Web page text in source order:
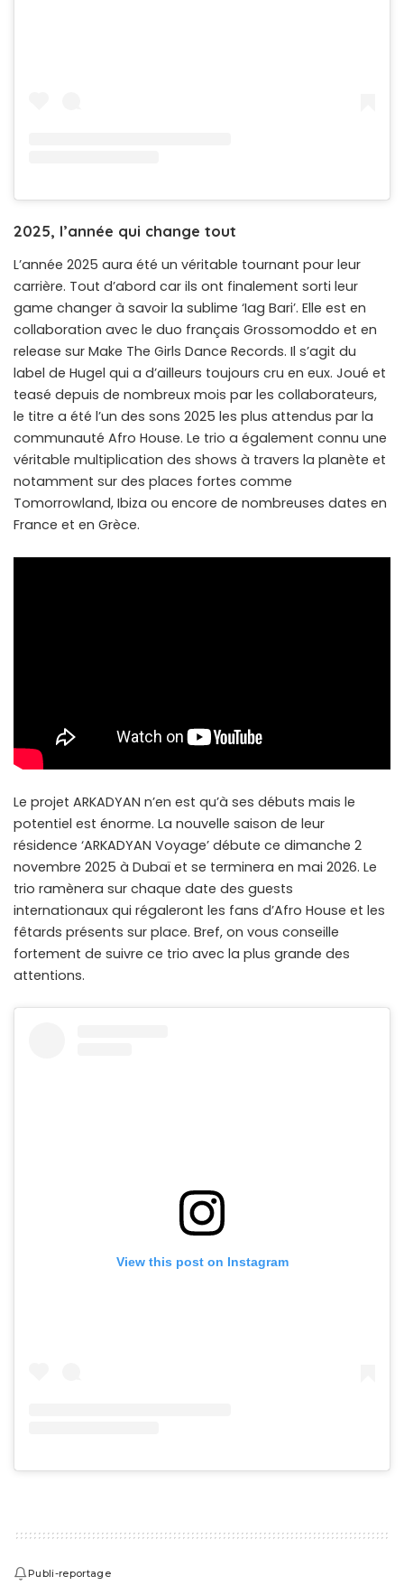
2025, l’année qui change tout
L’année 2025 aura été un véritable tournant pour leur
carrière. Tout d’abord car ils ont finalement sorti leur
game changer à savoir la sublime ‘Iag Bari’. Elle est en
collaboration avec le duo français Grossomoddo et en
release sur Make The Girls Dance Records. Il s’agit du
label de Hugel qui a d’ailleurs toujours cru en eux. Joué et
teasé depuis de nombreux mois par les collaborateurs,
le titre a été l’un des sons 2025 les plus attendus par la
communauté Afro House. Le trio a également connu une
véritable multiplication des shows à travers la planète et
notamment sur des places fortes comme
Tomorrowland, Ibiza ou encore de nombreuses dates en
France et en Grèce.
Le projet ARKADYAN n’en est qu’à ses débuts mais le
potentiel est énorme. La nouvelle saison de leur
résidence ‘ARKADYAN Voyage’ débute ce dimanche 2
novembre 2025 à Dubaï et se terminera en mai 2026. Le
trio ramènera sur chaque date des guests
internationaux qui régaleront les fans d’Afro House et les
fêtards présents sur place. Bref, on vous conseille
fortement de suivre ce trio avec la plus grande des
attentions.
View this post on Instagram
Publi-reportage